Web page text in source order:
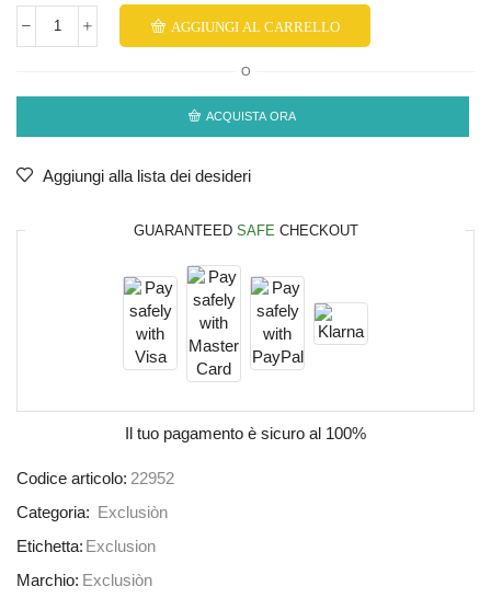
AGGIUNGI AL CARRELLO
O
ACQUISTA ORA
Aggiungi alla lista dei desideri
GUARANTEED SAFE CHECKOUT
Il tuo pagamento è sicuro al 100%
Codice articolo: 22952
Categoria:
Exclusiòn
Etichetta: Exclusion
Marchio: Exclusiòn